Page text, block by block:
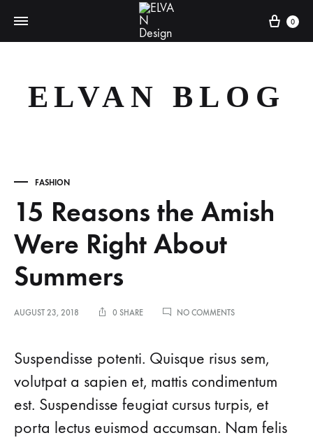
Cart
0
ELVAN BLOG
FASHION
15 Reasons the Amish
Were Right About
Summers
AUGUST 23, 2018 0 SHARE NO COMMENTSON
AMISH
RIGHT
ABOUT
SUMMERS
Suspendisse potenti. Quisque risus sem,
volutpat a sapien et, mattis condimentum
est. Suspendisse feugiat cursus turpis, et
porta lectus euismod accumsan. Nam felis